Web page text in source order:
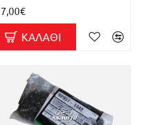
7,00€
ΚΑΛΆΘΙ